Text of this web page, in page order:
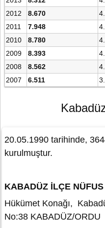
2012
8.670
2011
7.948
2010
8.780
2009
8.393
2008
8.562
2007
6.511
20.05.1990 tarihinde,
kurulmuştur.
KABADÜZ İLÇE
Hükümet Konağı,
No:38 KABADÜZ/ORDU